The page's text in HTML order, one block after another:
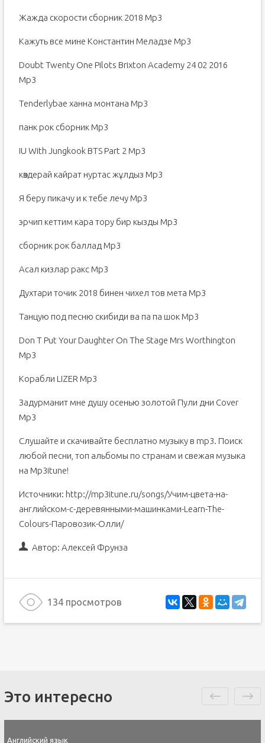
Жажда скорости сборник 2018 Mp3
Кажуть все мине Константин Меладзе Mp3
Doubt Twenty One Pilots Brixton Academy 24 02 2016
Mp3
Tenderlybae ханна монтана Mp3
панк рок сборник Mp3
IU With Jungkook BTS Part 2 Mp3
көздерай кайрат нуртас жұлдыз Mp3
Я беру пикачу и к тебе лечу Mp3
эрчип кеттим кара тору бир кызды Mp3
сборник рок баллад Mp3
Асал кизлар ракс Mp3
Духтари точик 2018 бинен чихел тов мета Mp3
Танцую под песню скибиди ва па па шок Mp3
Don T Put Your Daughter On The Stage Mrs Worthington
Mp3
Корабли LIZER Mp3
Задурманит мне душу осенью золотой Пули дни Cover
Mp3
Слушайте и скачивайте бесплатно музыку в mp3. Поиск
любой песни, топ альбомы по странам и свежая музыка
на Mp3itune!
Источники: http://mp3itune.ru/songs/Учим-цвета-на-
английском-с-деревянными-машинками-Learn-The-
Colours-Паровозик-Олли/
Автор: Алексей Фрунза
134 просмотров
Это интересно
Английский язык